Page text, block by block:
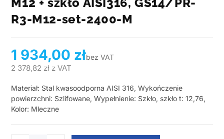
R3-M12-set-2400-M
1 934,00 złbez VAT
2 378,82 zł z VAT
Materiał: Stal kwasoodporna AISI 316, Wykończenie
powierzchni: Szlifowane, Wypełnienie: Szkło, szkło t: 12,76,
Kolor: Mleczne